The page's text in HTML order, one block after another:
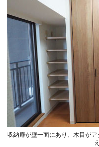
収納扉が壁一面にあり、木目が